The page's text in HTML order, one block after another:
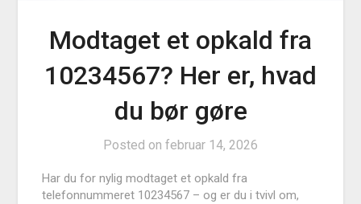
Modtaget et opkald fra
10234567? Her er, hvad
du bør gøre
Posted on februar 14, 2026
Har du for nylig modtaget et opkald fra
telefonnummeret 10234567 – og er du i tvivl om,